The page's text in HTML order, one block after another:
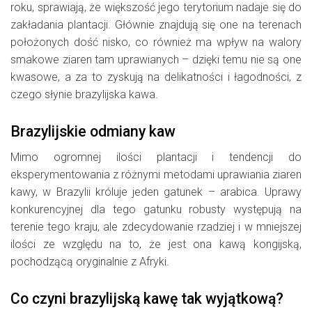
roku, sprawiają, że większość jego terytorium nadaje się do
zakładania plantacji. Głównie znajdują się one na terenach
położonych dość nisko, co również ma wpływ na walory
smakowe ziaren tam uprawianych – dzięki temu nie są one
kwasowe, a za to zyskują na delikatności i łagodności, z
czego słynie brazylijska kawa.
Brazylijskie odmiany kaw
Mimo ogromnej ilości plantacji i tendencji do
eksperymentowania z różnymi metodami uprawiania ziaren
kawy, w Brazylii króluje jeden gatunek – arabica. Uprawy
konkurencyjnej dla tego gatunku robusty występują na
terenie tego kraju, ale zdecydowanie rzadziej i w mniejszej
ilości ze względu na to, że jest ona kawą kongijską,
pochodzącą oryginalnie z Afryki.
Co czyni brazylijską kawę tak wyjątkową?